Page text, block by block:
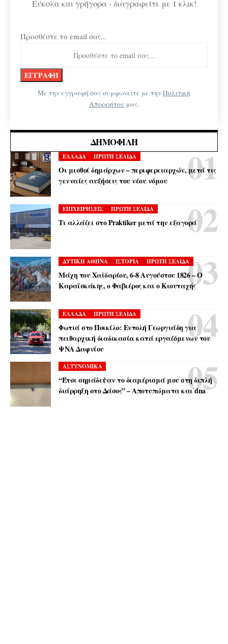
Εύκολα και γρήγορα - διαγραφείτε με 1 κλικ!
Προσθέστε το email σας...
Με την εγγραφή σας συμφωνείτε με τηνΠολιτική
Απορρήτου μας.
ΔΗΜΟΦΙΛΉ
ΕΛΛΑΔΑ ΠΡΩΤΗ ΣΕΛΙΔΑ
Οι μισθοί δημάρχων – περιφερειαρχών, μετά τις
γενναίες αυξήσεις του νέου νόμου
ΕΠΙΧΕΙΡΗΣΕΙΣ ΠΡΩΤΗ ΣΕΛΙΔΑ
Τι αλλάζει στο Praktiker μετά την εξαγορά
ΔΥΤΙΚΗ ΑΘΗΝΑ ΙΣΤΟΡΙΑ ΠΡΩΤΗ ΣΕΛΙΔΑ
Μάχη του Χαϊδαρίου, 6-8 Αυγούστου 1826 – Ο
Καραϊσκάκης, ο Φαβιέρος και ο Κιουταχής
ΕΛΛΑΔΑ ΠΡΩΤΗ ΣΕΛΙΔΑ
Φωτιά στο Ποικίλο: Εντολή Γεωργιάδη για
πειθαρχική διαδικασία κατά εργαζόμενων του
ΨΝΑ Δαφνίου
ΑΣΤΥΝΟΜΙΚΑ
“Έτσι σημάδεψαν το διαμέρισμά μου στη διπλή
διάρρηξη στο Δάσος” – Αποτυπώματα και dna